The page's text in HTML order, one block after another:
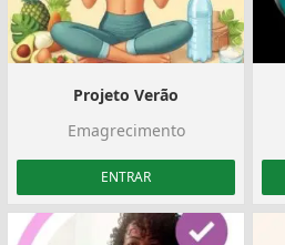
Projeto Verão
Emagrecimento
ENTRAR